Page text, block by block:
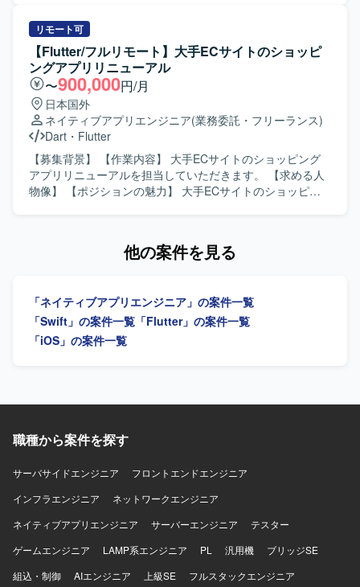
QA）に加わり、仕様検討からリリース・効果分析まで一貫
してご担当いただきます。Swiftを用いたiOSアプリの設計・
開発・保守・運用を中心に、SwiftUIによるUI実装やアーキ
テクチャ設計を含めた実装・運用全般を担っていただきま
す。あわせて、Kotlinを用いたAndroidアプリ開発にも関与
し、Jetpack ComposeによるUI実装など、iOS側の知見を活
かした両OSでの開発を行っていただきます。Claudeなどの
AIツールを活用しながら実装計画の策定、コード生成、レ
ビューの効率化を進め、モバイルアーキテクチャの設計や
ドメイン分離による開発並列性向上に向けた刷新を推進し
ていただきます。また、PdM・デザイナーと連携しつつ、
に共感し、EC体験の可能性に興味をお持ちの方を求めてい
ッチします。事業や顧客に近い距離で数値やユーザーの声
を捉えながら、主体的に開発をリードしていける方を歓迎
します。 【ポジションの魅力】 少数精鋭のチームにおい
て、自ら設計したモバイルアーキテクチャの上でプロダク
が組み合わさった複雑なドメインで、高度な状態管理やパ
フォーマンス最適化に取り組むことで、エンジニアとして
Swift、Kotlin、Goを用いた開発を行い、UIフレームワーク
としてSwiftUIやJetpack Composeを採用しています。
クチャを活用し、XcodeおよびAndroid Studio上で開発を進
めます。インフラにはGoogle Cloudを用い、gRPCや
Protocol Buffersによる通信、BitriseやGitHub Actions、
Cloud Buildを用いたCI/CDを構築しています。Terraformに
リモート可
【Flutter/フルリモート】大手ECサイトのショッピ
ングアプリリニューアル
〜900,000円/月
日本国外
ネイティブアプリエンジニア(業務委託・フリーランス)
Dart ・ Flutter
【募集背景】 【作業内容】 大手ECサイトのショッピング
アプリリニューアルを担当していただきます。 【求める人
物像】 【ポジションの魅力】 大手ECサイトのショッピン
他の案件を見る
「ネイティブアプリエンジニア」の案件一覧
「Swift」の案件一覧 「Flutter」の案件一覧
「iOS」の案件一覧
職種から案件を探す
サーバサイドエンジニア
フロントエンドエンジニア
インフラエンジニア
ネットワークエンジニア
ネイティブアプリエンジニア
サーバーエンジニア
テスター
ゲームエンジニア
LAMP系エンジニア PL 汎用機
ブリッジSE
組込・制御
AIエンジニア 上級SE
フルスタックエンジニア